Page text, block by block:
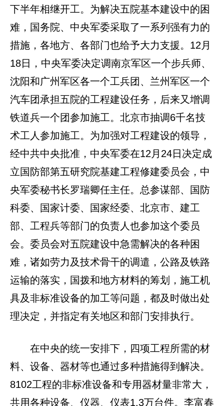
下半年相继开工。为解决五院基本建设中的困
难，国务院、中央军委采取了一系列强有力的
措施，各地方、各部门也给予大力支援。12月
18日，中央军委决定调南京军区一个步兵师、
沈阳和广州军区各一个工兵团、兰州军区一个
汽车团承担五院的工程建设任务，后来又增调
铁道兵一个团参加施工。北京市抽调6千名技
术工人参加施工。为加强对工程建设的领导，
经中共中央批准，中央军委在12月24日决定成
立国防部第五研究院基建工程修建委员会，中
央军委秘书长罗瑞卿任主任。总参谋部、国防
科委、国家计委、国家经委、北京市、建工
部、工程兵等部门的负责人也参加这个委员
会。委员会对五院建设中急需解决的各种困
难，诸如劳力及技术骨干的调遣，公路及铁路
运输的落实，国拨和地方材料的筹划，施工机
具及非标准设备的加工等问题，都及时做出处
理决定，并指定有关地区和部门安排执行。
在中央的统一安排下，四项工程所需的材
料、设备、器材等也通过多种措施得到解决。
8102工程的非标准设备和专用器材量非常大，
共用各种设备、仪器、仪表1.3万台件。李富春